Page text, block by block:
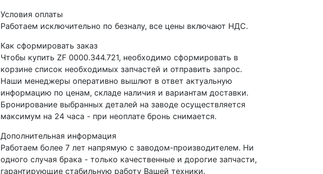
Условия оплаты
Работаем исключительно по безналу, все цены включают НДС.
Как сформировать заказ
Чтобы купить ZF 0000.344.721, необходимо сформировать в
корзине список необходимых запчастей и отправить запрос.
Наши менеджеры оперативно вышлют в ответ актуальную
информацию по ценам, складе наличия и вариантам доставки.
Бронирование выбранных деталей на заводе осуществляется
максимум на 24 часа - при неоплате бронь снимается.
Дополнительная информация
Работаем более 7 лет напрямую с заводом-производителем. Ни
одного случая брака - только качественные и дорогие запчасти,
гарантирующие стабильную работу Вашей техники.